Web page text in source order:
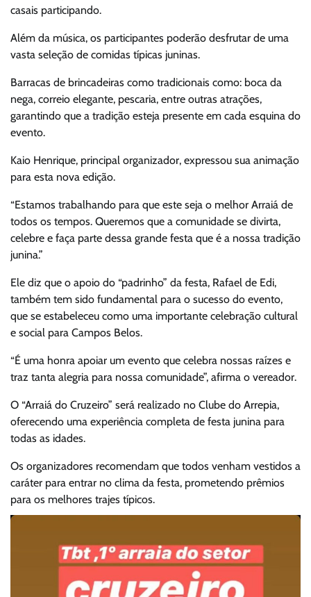
casais participando.
Além da música, os participantes poderão desfrutar de uma
vasta seleção de comidas típicas juninas.
Barracas de brincadeiras como tradicionais como: boca da
nega, correio elegante, pescaria, entre outras atrações,
garantindo que a tradição esteja presente em cada esquina do
evento.
Kaio Henrique, principal organizador, expressou sua animação
para esta nova edição.
“Estamos trabalhando para que este seja o melhor Arraiá de
todos os tempos. Queremos que a comunidade se divirta,
celebre e faça parte dessa grande festa que é a nossa tradição
junina.”
Ele diz que o apoio do “padrinho” da festa, Rafael de Edi,
também tem sido fundamental para o sucesso do evento,
que se estabeleceu como uma importante celebração cultural
e social para Campos Belos.
“É uma honra apoiar um evento que celebra nossas raízes e
traz tanta alegria para nossa comunidade”, afirma o vereador.
O “Arraiá do Cruzeiro” será realizado no Clube do Arrepia,
oferecendo uma experiência completa de festa junina para
todas as idades.
Os organizadores recomendam que todos venham vestidos a
caráter para entrar no clima da festa, prometendo prêmios
para os melhores trajes típicos.